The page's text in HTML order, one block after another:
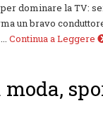
dominare la TV:
un bravo
Continua a Leggere